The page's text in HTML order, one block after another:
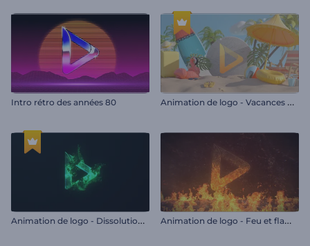
Intro rétro des années 80 A
nimation de logo - Vacances d'été
A
nimation de logo - Dissolution dynamique A
nimation de logo - Feu et flamme